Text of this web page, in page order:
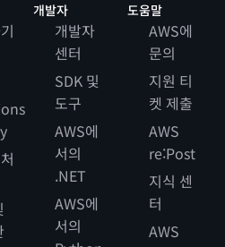
개발자
개발자
센터
SDK 및
도구
AWS에
서의
.NET
AWS에
서의
도움말
AWS에
문의
지원 티
켓 제출
AWS
re:Post
지식 센
터
AWS